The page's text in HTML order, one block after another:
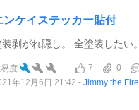
ンケイステッカー貼付
剥がれ隠し。 全塗装したい。
度 7 0
年12月6日 21:42
Jimmy the Fire